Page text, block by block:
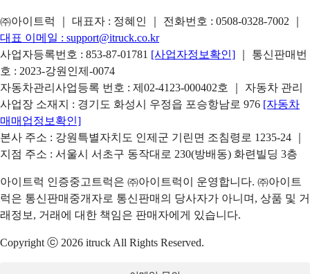
㈜아이트럭 ｜ 대표자 : 정혜인 ｜ 전화번호 : 0508-0328-7002
대표 이메일 : support@itruck.co.kr
사업자등록번호 : 853-87-01781 [사업자정보확인]
｜ 통신판매번
호 : 2023-강원인제-0074
자동차관리사업등록 번호 : 제02-4123-000402호 ｜ 자동차 관리
사업장 소재지 : 경기도 화성시 우정읍 포승항남로 976 [자동차
매매업정보확인]
본사 주소 : 강원특별자치도 인제군 기린면 조침령로 1235-24 ｜
지점 주소 : 서울시 서초구 동작대로 230(방배동) 화련빌딩 3층
아이트럭 인증중고트럭은 ㈜아이트럭이 운영합니다. ㈜아이트
럭은 통신판매중개자로 통신판매의 당사자가 아니며, 상품 및 거
래정보, 거래에 대한 책임은 판매자에게 있습니다.
Copyright ⓒ 2026 itruck All Rights Reserved.